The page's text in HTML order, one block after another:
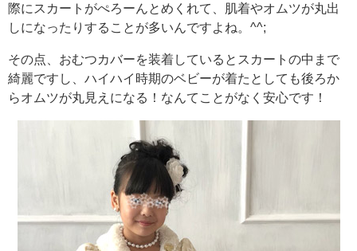
際にスカートがぺろーんとめくれて、肌着やオムツが丸出
しになったりすることが多いんですよね。^^;
その点、おむつカバーを装着しているとスカートの中まで
綺麗ですし、ハイハイ時期のベビーが着たとしても後ろか
らオムツが丸見えになる！なんてことがなく安心です！